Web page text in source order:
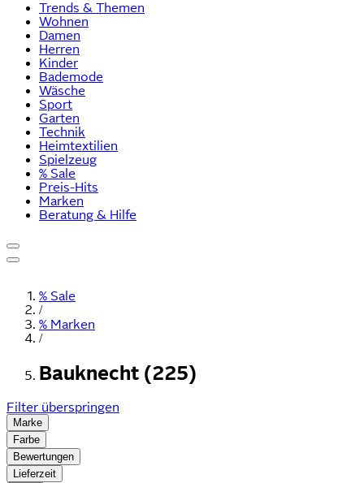
Trends & Themen
Wohnen
Damen
Herren
Kinder
Bademode
Wäsche
Sport
Garten
Technik
Heimtextilien
Spielzeug
% Sale
Preis-Hits
Marken
Beratung & Hilfe
% Sale
/
% Marken
/
Bauknecht (225)
Filter überspringen
Marke
Farbe
Bewertungen
Lieferzeit